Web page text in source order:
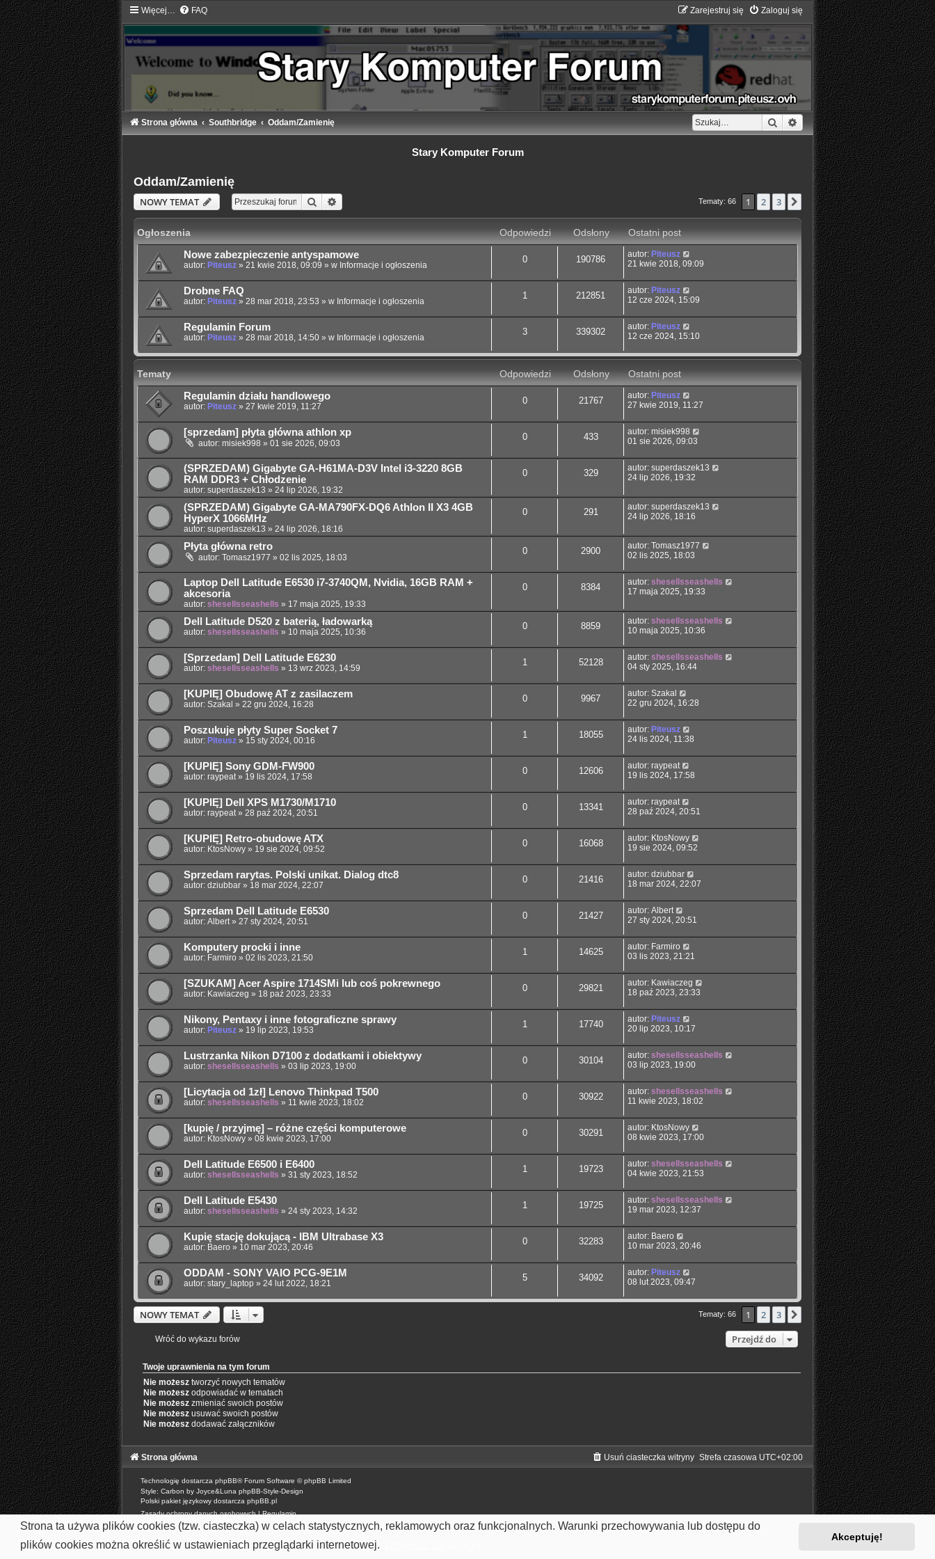
Strona ta używa plików cookies (tzw. ciasteczka) w celach statystycznych, reklamowych oraz funkcjonalnych. Warunki przechowywania lub dostępu do
plików cookies można określić w ustawieniach przeglądarki internetowej.
Akceptuję!
Więcej… FAQ Zaloguj się
Zarejestruj się
Szukaj Wyszukiwanie zaawansowane
Strona główna Southbridge Oddam/Zamienię
Stary Komputer Forum
Oddam/Zamienię
NOWY TEMAT Szukaj Tematy: 66 1 2 3 Następna
Ogłoszenia Odpowiedzi Odsłony
Ostatni post
Nowe zabezpieczenie antyspamowe
autor: Piteusz » 21 kwie 2018, 09:09 » w Informacje i ogłoszenia
0 190786 autor: Piteusz
21 kwie 2018, 09:09
Drobne FAQ
autor: Piteusz » 28 mar 2018, 23:53 » w Informacje i ogłoszenia
1 212851 autor: Piteusz
12 cze 2024, 15:09
Regulamin Forum
autor: Piteusz » 28 mar 2018, 14:50 » w Informacje i ogłoszenia
3 339302 autor: Piteusz
12 cze 2024, 15:10
Tematy Odpowiedzi Odsłony
Ostatni post
Regulamin działu handlowego
autor: Piteusz » 27 kwie 2019, 11:27
0 21767 autor: Piteusz
27 kwie 2019, 11:27
[sprzedam] płyta główna athlon xp
autor: misiek998 » 01 sie 2026, 09:03
0 433 autor: misiek998
01 sie 2026, 09:03
(SPRZEDAM) Gigabyte GA-H61MA-D3V Intel i3-3220 8GB
RAM DDR3 + Chłodzenie
autor: superdaszek13 » 24 lip 2026, 19:32
0 329 autor: superdaszek13
24 lip 2026, 19:32
(SPRZEDAM) Gigabyte GA-MA790FX-DQ6 Athlon II X3 4GB
HyperX 1066MHz
autor: superdaszek13 » 24 lip 2026, 18:16
0 291 autor: superdaszek13
24 lip 2026, 18:16
Płyta główna retro
autor: Tomasz1977 » 02 lis 2025, 18:03
0 2900 autor: Tomasz1977
02 lis 2025, 18:03
Laptop Dell Latitude E6530 i7-3740QM, Nvidia, 16GB RAM +
akcesoria
autor: shesellsseashells » 17 maja 2025, 19:33
0 8384 autor: shesellsseashells
17 maja 2025, 19:33
Dell Latitude D520 z baterią, ładowarką
autor: shesellsseashells » 10 maja 2025, 10:36
0 8859 autor: shesellsseashells
10 maja 2025, 10:36
[Sprzedam] Dell Latitude E6230
autor: shesellsseashells » 13 wrz 2023, 14:59
1 52128 autor: shesellsseashells
04 sty 2025, 16:44
[KUPIĘ] Obudowę AT z zasilaczem
autor: Szakal » 22 gru 2024, 16:28
0 9967 autor: Szakal
22 gru 2024, 16:28
Poszukuje płyty Super Socket 7
autor: Piteusz » 15 sty 2024, 00:16
1 18055 autor: Piteusz
24 lis 2024, 11:38
[KUPIĘ] Sony GDM-FW900
autor: raypeat » 19 lis 2024, 17:58
0 12606 autor: raypeat
19 lis 2024, 17:58
[KUPIĘ] Dell XPS M1730/M1710
autor: raypeat » 28 paź 2024, 20:51
0 13341 autor: raypeat
28 paź 2024, 20:51
[KUPIĘ] Retro-obudowę ATX
autor: KtosNowy » 19 sie 2024, 09:52
0 16068 autor: KtosNowy
19 sie 2024, 09:52
Sprzedam rarytas. Polski unikat. Dialog dtc8
autor: dziubbar » 18 mar 2024, 22:07
0 21416 autor: dziubbar
18 mar 2024, 22:07
Sprzedam Dell Latitude E6530
autor: Albert » 27 sty 2024, 20:51
0 21427 autor: Albert
27 sty 2024, 20:51
Komputery procki i inne
autor: Farmiro » 02 lis 2023, 21:50
1 14625 autor: Farmiro
03 lis 2023, 21:21
[SZUKAM] Acer Aspire 1714SMi lub coś pokrewnego
autor: Kawiaczeg » 18 paź 2023, 23:33
0 29821 autor: Kawiaczeg
18 paź 2023, 23:33
Nikony, Pentaxy i inne fotograficzne sprawy
autor: Piteusz » 19 lip 2023, 19:53
1 17740 autor: Piteusz
20 lip 2023, 10:17
Lustrzanka Nikon D7100 z dodatkami i obiektywy
autor: shesellsseashells » 03 lip 2023, 19:00
0 30104 autor: shesellsseashells
03 lip 2023, 19:00
[Licytacja od 1zł] Lenovo Thinkpad T500
autor: shesellsseashells » 11 kwie 2023, 18:02
0 30922 autor: shesellsseashells
11 kwie 2023, 18:02
[kupię / przyjmę] – różne części komputerowe
autor: KtosNowy » 08 kwie 2023, 17:00
0 30291 autor: KtosNowy
08 kwie 2023, 17:00
Dell Latitude E6500 i E6400
autor: shesellsseashells » 31 sty 2023, 18:52
1 19723 autor: shesellsseashells
04 kwie 2023, 21:53
Dell Latitude E5430
autor: shesellsseashells » 24 sty 2023, 14:32
1 19725 autor: shesellsseashells
19 mar 2023, 12:37
Kupię stację dokującą - IBM Ultrabase X3
autor: Baero » 10 mar 2023, 20:46
0 32283 autor: Baero
10 mar 2023, 20:46
ODDAM - SONY VAIO PCG-9E1M
autor: stary_laptop » 24 lut 2022, 18:21
5 34092 autor: Piteusz
08 lut 2023, 09:47
NOWY TEMAT Tematy: 66 1 2 3 Następna
Wróć do wykazu forów Przejdź do
Twoje uprawnienia na tym forum
Nie możesz tworzyć nowych tematów
Nie możesz odpowiadać w tematach
Nie możesz zmieniać swoich postów
Nie możesz usuwać swoich postów
Nie możesz dodawać załączników
Strona główna Strefa czasowa UTC+02:00
Usuń ciasteczka witryny
Technologię dostarcza phpBB® Forum Software © phpBB Limited
Style: Carbon by Joyce&Luna phpBB-Style-Design
Polski pakiet językowy dostarcza phpBB.pl
Zasady ochrony danych osobowych |Regulamin